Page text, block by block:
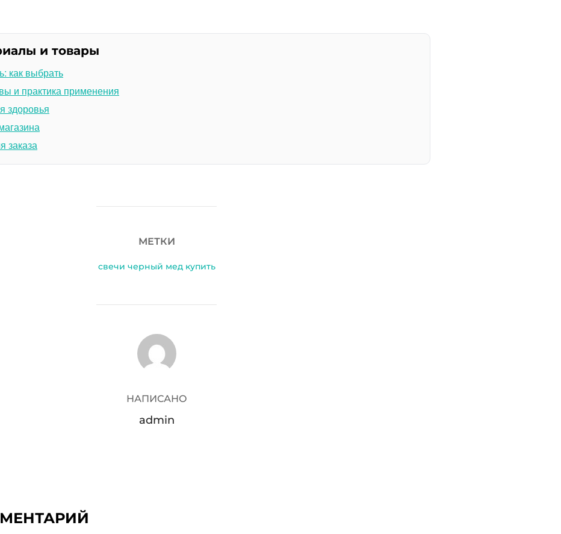
и товары
как выбрать
и практика применения
здоровья
заказа
МЕТКИ
свечи черный мед купить
АВТОР ЗАПИСИ
НАПИСАНО
admin